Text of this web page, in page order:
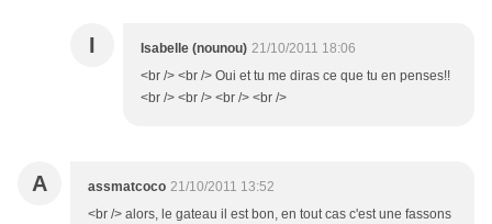
I Isabelle (nounou) 21/10/2011 18:06
<br /> <br /> Oui et tu me diras ce que tu en penses!!
<br /> <br /> <br /> <br />
A assmatcoco 21/10/2011 13:52
<br /> alors, le gateau il est bon, en tout cas c'est une fassons